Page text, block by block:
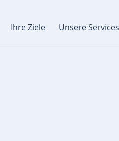
Ihre Ziele Unsere Services